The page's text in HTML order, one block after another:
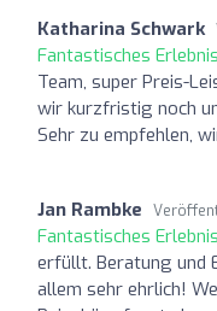
Katharina Schwark
Fantastisches
Team, super Preis-
wir kurzfristig noch
Sehr zu empfehlen,
Jan Rambke
Fantastisches
erfüllt. Beratung und
allem sehr ehrlich!